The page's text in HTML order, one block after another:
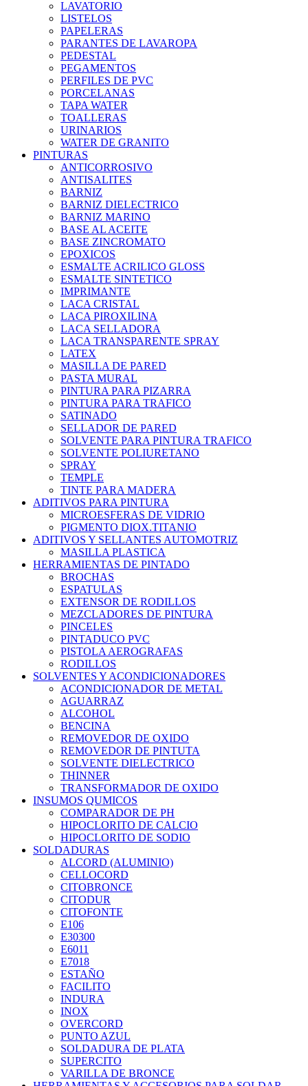
LAVATORIO
LISTELOS
PAPELERAS
PARANTES DE LAVAROPA
PEDESTAL
PEGAMENTOS
PERFILES DE PVC
PORCELANAS
TAPA WATER
TOALLERAS
URINARIOS
WATER DE GRANITO
PINTURAS
ANTICORROSIVO
ANTISALITES
BARNIZ
BARNIZ DIELECTRICO
BARNIZ MARINO
BASE AL ACEITE
BASE ZINCROMATO
EPOXICOS
ESMALTE ACRILICO GLOSS
ESMALTE SINTETICO
IMPRIMANTE
LACA CRISTAL
LACA PIROXILINA
LACA SELLADORA
LACA TRANSPARENTE SPRAY
LATEX
MASILLA DE PARED
PASTA MURAL
PINTURA PARA PIZARRA
PINTURA PARA TRAFICO
SATINADO
SELLADOR DE PARED
SOLVENTE PARA PINTURA TRAFICO
SOLVENTE POLIURETANO
SPRAY
TEMPLE
TINTE PARA MADERA
ADITIVOS PARA PINTURA
MICROESFERAS DE VIDRIO
PIGMENTO DIOX.TITANIO
ADITIVOS Y SELLANTES AUTOMOTRIZ
MASILLA PLASTICA
HERRAMIENTAS DE PINTADO
BROCHAS
ESPATULAS
EXTENSOR DE RODILLOS
MEZCLADORES DE PINTURA
PINCELES
PINTADUCO PVC
PISTOLA AEROGRAFAS
RODILLOS
SOLVENTES Y ACONDICIONADORES
ACONDICIONADOR DE METAL
AGUARRAZ
ALCOHOL
BENCINA
REMOVEDOR DE OXIDO
REMOVEDOR DE PINTUTA
SOLVENTE DIELECTRICO
THINNER
TRANSFORMADOR DE OXIDO
INSUMOS QUMICOS
COMPARADOR DE PH
HIPOCLORITO DE CALCIO
HIPOCLORITO DE SODIO
SOLDADURAS
ALCORD (ALUMINIO)
CELLOCORD
CITOBRONCE
CITODUR
CITOFONTE
E106
E30300
E6011
E7018
ESTAÑO
FACILITO
INDURA
INOX
OVERCORD
PUNTO AZUL
SOLDADURA DE PLATA
SUPERCITO
VARILLA DE BRONCE